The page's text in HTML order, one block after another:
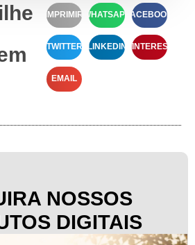
IMPRIMIR WHATSAPP FACEBOOK
TWITTER LINKEDIN PINTEREST
EMAIL
NOSSOS
DIGITAIS